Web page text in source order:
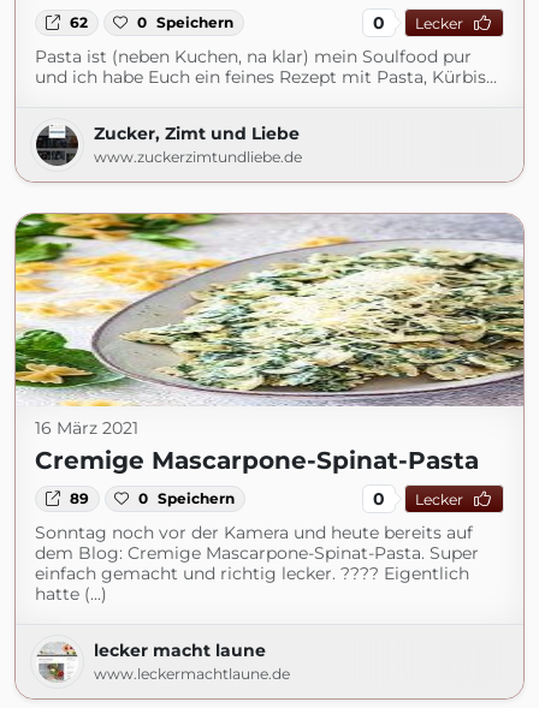
62 0 Speichern 0 Lecker
Pasta ist (neben Kuchen, na klar) mein Soulfood pur
und ich habe Euch ein feines Rezept mit Pasta, Kürbis…
Zucker, Zimt und Liebe
www.zuckerzimtundliebe.de
16 März 2021
Cremige Mascarpone-Spinat-Pasta
89 0 Speichern 0 Lecker
Sonntag noch vor der Kamera und heute bereits auf
dem Blog: Cremige Mascarpone-Spinat-Pasta. Super
einfach gemacht und richtig lecker. ???? Eigentlich
hatte (...)
lecker macht laune
www.leckermachtlaune.de